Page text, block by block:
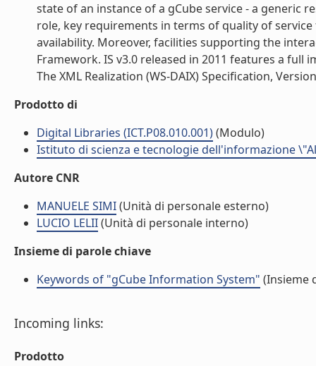
state of an instance of a gCube service - a generic
role, key requirements in terms of quality of
availability. Moreover, facilities supporting the
Framework. IS v3.0 released in 2011 features a full
The XML Realization (WS-DAIX) Specification,
Prodotto di
Digital Libraries (ICT.P08.010.001)(Modulo)
Istituto di scienza e tecnologie dell'informazione
Autore CNR
MANUELE SIMI(Unità di personale esterno)
LUCIO LELII(Unità di personale interno)
Insieme di parole chiave
Keywords of "gCube Information System" (Insieme
Incoming links:
Prodotto